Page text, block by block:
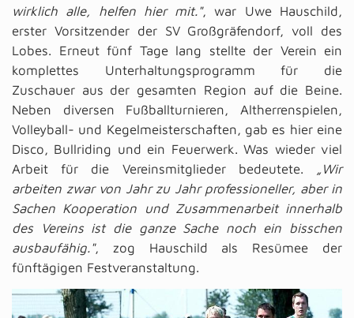
wirklich alle, helfen hier mit.", war Uwe Hauschild,
erster Vorsitzender der SV Großgräfendorf, voll des
Lobes. Erneut fünf Tage lang stellte der Verein ein
komplettes Unterhaltungsprogramm für die
Zuschauer aus der gesamten Region auf die Beine.
Neben diversen Fußballturnieren, Altherrenspielen,
Volleyball- und Kegelmeisterschaften, gab es hier eine
Disco, Bullriding und ein Feuerwerk. Was wieder viel
Arbeit für die Vereinsmitglieder bedeutete. „Wir
arbeiten zwar von Jahr zu Jahr professioneller, aber in
Sachen Kooperation und Zusammenarbeit innerhalb
des Vereins ist die ganze Sache noch ein bisschen
ausbaufähig.", zog Hauschild als Resümee der
fünftägigen Festveranstaltung.